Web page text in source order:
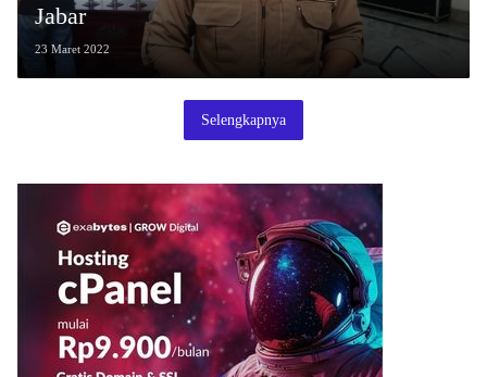
Jabar
23 Maret 2022
Selengkapnya